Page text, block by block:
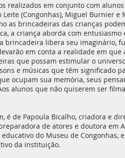
realizados em conjunto com
(Congonhas), Miguel Burnier e
as brincadeiras das crianças
a criança aborda com entusiasmo
brincadeira libera seu imaginário,
em conta a realidade em
que possam estimular o
e músicas que têm significado
ocupam sua memória, seus
alunos que não quiserem ser
é de Papoula Bicalho, criadora e
de atores e doutora em
do Museu de Congonhas,
da instituição.